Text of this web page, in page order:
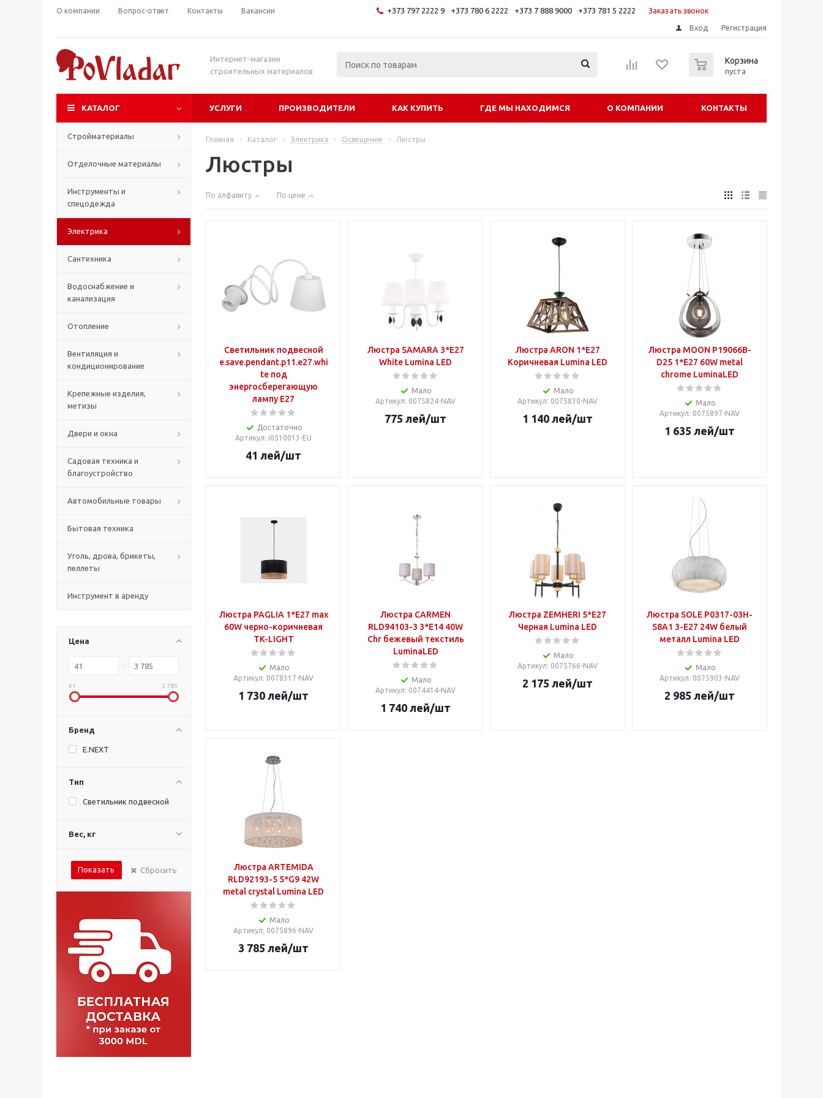
О компании Вопрос-ответ Контакты Вакансии +373 797 2222 9 +373 780 6 2222 +373 7 888 9000 +373 781 5 2222 Заказать звонок
Вход Регистрация
Интернет-магазин
строительных материалов
Корзина
пуста
КАТАЛОГ УСЛУГИ ПРОИЗВОДИТЕЛИ КАК КУПИТЬ ГДЕ МЫ НАХОДИМСЯ О КОМПАНИИ КОНТАКТЫ
Стройматериалы
Отделочные материалы
Инструменты и
спецодежда
Электрика
Сантехника
Водоснабжение и
канализация
Отопление
Вентиляция и
кондиционирование
Крепежные изделия,
метизы
Двери и окна
Садовая техника и
благоустройство
Автомобильные товары
Бытовая техника
Уголь, дрова, брикеты,
пеллеты
Инструмент в аренду
Цена
41 3 785
Бренд
E.NEXT
Тип
Светильник подвесной
Вес, кг
Показать Сбросить
Главная - Каталог - Электрика - Освещение - Люстры
Люстры
По алфавиту По цене
Светильник подвесной
e.save.pendant.p11.е27.whi
te под
энергосберегающую
лампу Е27
Достаточно
Артикул: i0510013-EU
41 лей/шт
Люстра SAMARA 3*E27
White Lumina LED
Мало
Артикул: 0075824-NAV
775 лей/шт
Люстра ARON 1*E27
Коричневая Lumina LED
Мало
Артикул: 0075830-NAV
1 140 лей/шт
Люстра MOON P19066B-
D25 1*E27 60W metal
chrome LuminaLED
Мало
Артикул: 0075897-NAV
1 635 лей/шт
Люстра PAGLIA 1*E27 max
60W черно-коричневая
TK-LIGHT
Мало
Артикул: 0078317-NAV
1 730 лей/шт
Люстра CARMEN
RLD94103-3 3*E14 40W
Chr бежевый текстиль
LuminaLED
Мало
Артикул: 0074414-NAV
1 740 лей/шт
Люстра ZEMHERI 5*E27
Черная Lumina LED
Мало
Артикул: 0075766-NAV
2 175 лей/шт
Люстра SOLE P0317-03H-
S8A1 3-E27 24W белый
металл Lumina LED
Мало
Артикул: 0075903-NAV
2 985 лей/шт
Люстра ARTEMIDA
RLD92193-5 5*G9 42W
metal crystal Lumina LED
Мало
Артикул: 0075896-NAV
3 785 лей/шт